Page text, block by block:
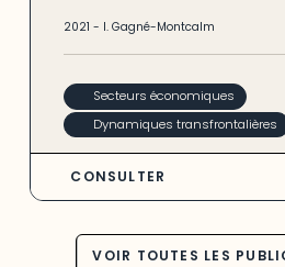
2021- I. Gagné-Montcalm
Secteurs économiques
Dynamiques transfrontalières
CONSULTER
VOIR TOUTES LES